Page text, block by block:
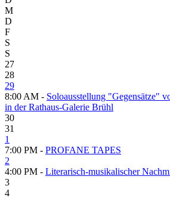
M
D
F
S
S
27
28
29
8:00 AM - Soloausstellung "Gegensätze"
in der Rathaus-Galerie Brühl
30
31
1
7:00 PM - PROFANE TAPES
2
4:00 PM - Literarisch-musikalischer
3
4